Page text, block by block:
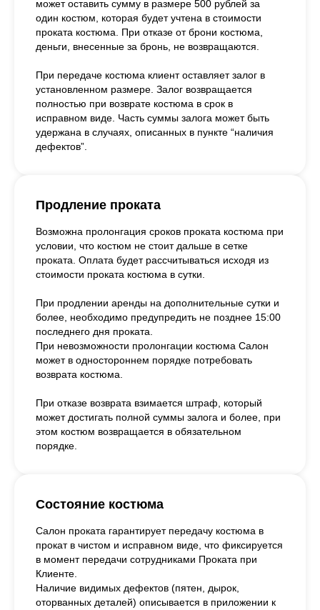
может оставить сумму в размере 500 рублей за
один костюм, которая будет учтена в стоимости
проката костюма. При отказе от брони костюма,
деньги, внесенные за бронь, не возвращаются.
При передаче костюма клиент оставляет залог в
установленном размере. Залог возвращается
полностью при возврате костюма в срок в
исправном виде. Часть суммы залога может быть
удержана в случаях, описанных в пункте “наличия
дефектов”.
Продление проката
Возможна пролонгация сроков проката костюма при
условии, что костюм не стоит дальше в сетке
проката. Оплата будет рассчитываться исходя из
стоимости проката костюма в сутки.
При продлении аренды на дополнительные сутки и
более, необходимо предупредить не позднее 15:00
последнего дня проката.
При невозможности пролонгации костюма Салон
может в одностороннем порядке потребовать
возврата костюма.
При отказе возврата взимается штраф, который
может достигать полной суммы залога и более, при
этом костюм возвращается в обязательном
порядке.
Состояние костюма
Салон проката гарантирует передачу костюма в
прокат в чистом и исправном виде, что фиксируется
в момент передачи сотрудниками Проката при
Клиенте.
Наличие видимых дефектов (пятен, дырок,
оторванных деталей) описывается в приложении к